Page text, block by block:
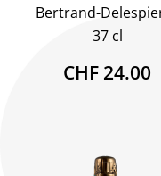
Bertrand-
37 cl
CHF 24.00